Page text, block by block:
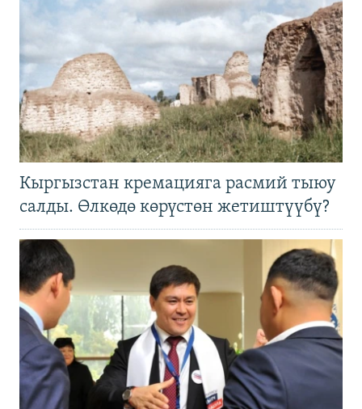
Кыргызстан кремацияга расмий тыюу
салды. Өлкөдө көрүстөн жетиштүүбү?